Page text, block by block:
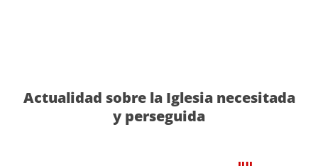
Actualidad sobre la Iglesia necesitada
y perseguida